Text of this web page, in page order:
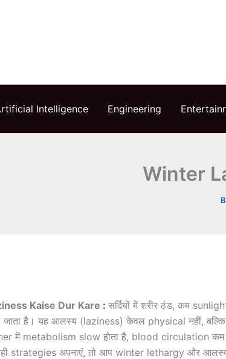
Intelligence Engineering
Winter
Kaise Dur Kare : सर्दियों में शरीर ठंड, कम
है। यह आलस्य (laziness) केवल physical नहीं, बल्कि
में metabolism slow होता है, blood circulation कम
strategies अपनाएं, तो आप winter lethargy और